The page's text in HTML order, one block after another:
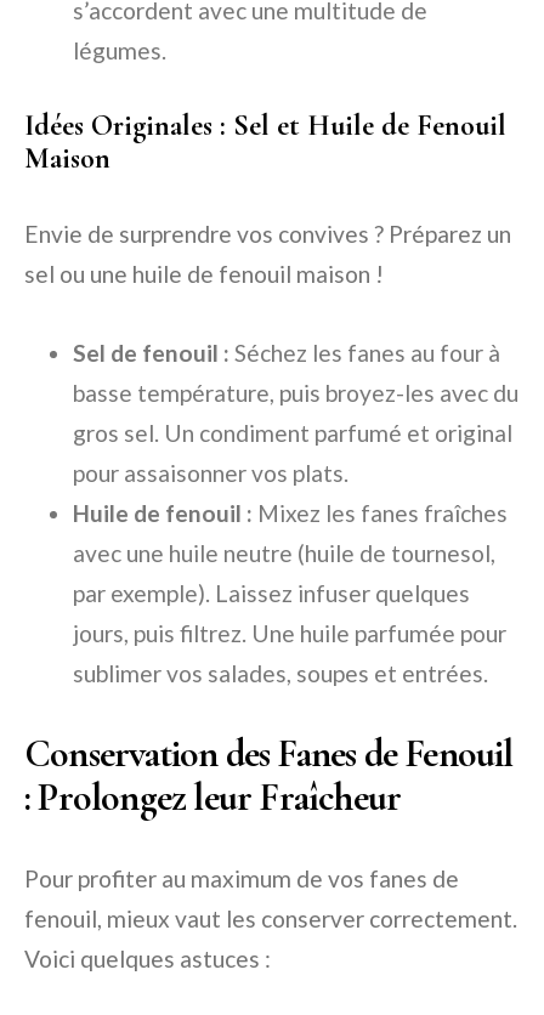
s’accordent avec une multitude de
légumes.
Idées Originales : Sel et Huile de Fenouil
Maison
Envie de surprendre vos convives ? Préparez un
sel ou une huile de fenouil maison !
Sel de fenouil : Séchez les fanes au four à
basse température, puis broyez-les avec du
gros sel. Un condiment parfumé et original
pour assaisonner vos plats.
Huile de fenouil : Mixez les fanes fraîches
avec une huile neutre (huile de tournesol,
par exemple). Laissez infuser quelques
jours, puis filtrez. Une huile parfumée pour
sublimer vos salades, soupes et entrées.
Conservation des Fanes de Fenouil
: Prolongez leur Fraîcheur
Pour profiter au maximum de vos fanes de
fenouil, mieux vaut les conserver correctement.
Voici quelques astuces :